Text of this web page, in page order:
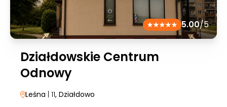
5.00/5
Działdowskie Centrum
Odnowy
Leśna | 11, Działdowo